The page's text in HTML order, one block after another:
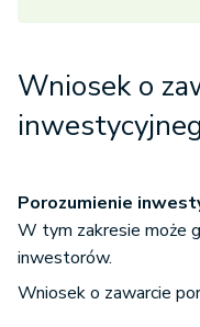
Wniosek o
Porozumienie
W tym zakresie może
inwestorów.
Wniosek o zawarcie